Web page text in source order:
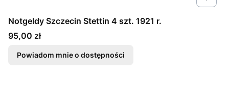
Notgeldy Szczecin Stettin 4 szt. 1921 r.
Cena
95,00 zł
Powiadom mnie o dostępności